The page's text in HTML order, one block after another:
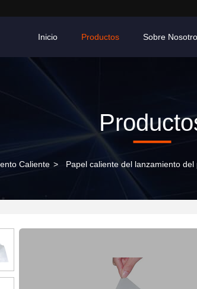
Inicio Productos Sobre
Caliente > Papel caliente del lanzamiento